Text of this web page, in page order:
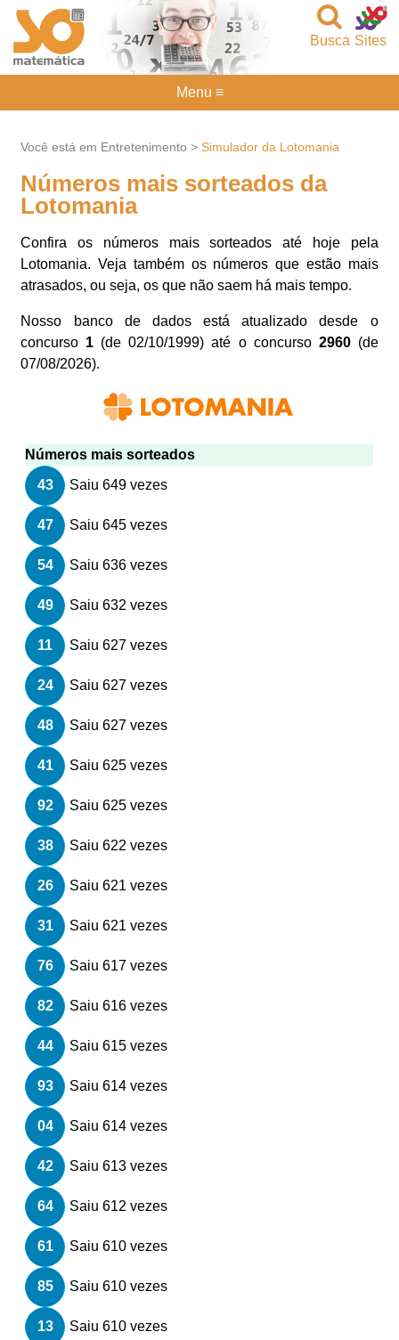
Sites
Busca
Você está em Entretenimento >Simulador da Lotomania
Números mais sorteados da
Lotomania
Confira os números mais sorteados até hoje pela
Lotomania. Veja também os números que estão mais
atrasados, ou seja, os que não saem há mais tempo.
Nosso banco de dados está atualizado desde o
concurso 1 (de 02/10/1999) até o concurso 2960(de
07/08/2026).
Números mais sorteados
43
Saiu 649 vezes
47 Saiu 645 vezes
54 Saiu 636 vezes
49 Saiu 632 vezes
11 Saiu 627 vezes
24 Saiu 627 vezes
48 Saiu 627 vezes
41 Saiu 625 vezes
92 Saiu 625 vezes
38 Saiu 622 vezes
26 Saiu 621 vezes
31 Saiu 621 vezes
76 Saiu 617 vezes
82 Saiu 616 vezes
44 Saiu 615 vezes
93 Saiu 614 vezes
04 Saiu 614 vezes
42 Saiu 613 vezes
64 Saiu 612 vezes
61 Saiu 610 vezes
85 Saiu 610 vezes
13 Saiu 610 vezes